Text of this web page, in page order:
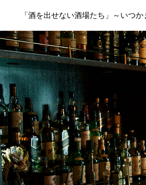
「酒を出せない酒場たち」～いつ